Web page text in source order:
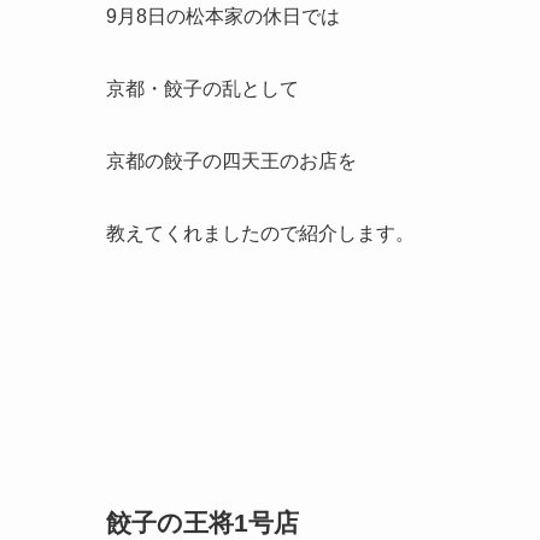
9月8日の松本家の休日では
京都・餃子の乱として
京都の餃子の四天王のお店を
教えてくれましたので紹介します。
餃子の王将1号店